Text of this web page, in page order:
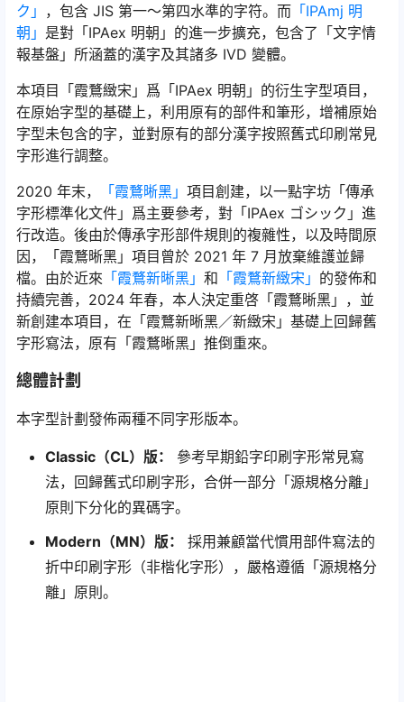
ク」 ，包含 JIS 第一～第四水準的字符。而 「IPAmj 明
朝」 是對「IPAex 明朝」的進一步擴充，包含了「文字情
報基盤」所涵蓋的漢字及其諸多 IVD 變體。
本項目「霞鶩緻宋」爲「IPAex 明朝」的衍生字型項目，
在原始字型的基礎上，利用原有的部件和筆形，增補原始
字型未包含的字，並對原有的部分漢字按照舊式印刷常見
字形進行調整。
2020 年末，
「霞鶩晰黑」 項目創建，以一點字坊「傳承
字形標準化文件」爲主要參考，對「IPAex ゴシック」進
行改造。後由於傳承字形部件規則的複雜性，以及時間原
因，「霞鶩晰黑」項目曾於 2021 年 7 月放棄維護並歸
檔。由於近來 「霞鶩新晰黑」 和 「霞鶩新緻宋」 的發佈和
持續完善，2024 年春，本人決定重啓「霞鶩晰黑」，並
新創建本項目，在「霞鶩新晰黑／新緻宋」基礎上回歸舊
字形寫法，原有「霞鶩晰黑」推倒重來。
總體計劃
本字型計劃發佈兩種不同字形版本。
Classic（CL）版：
參考早期鉛字印刷字形常見寫
法，回歸舊式印刷字形，合併一部分「源規格分離」
原則下分化的異碼字。
Modern（MN）版：
採用兼顧當代慣用部件寫法的
折中印刷字形（非楷化字形），嚴格遵循「源規格分
離」原則。